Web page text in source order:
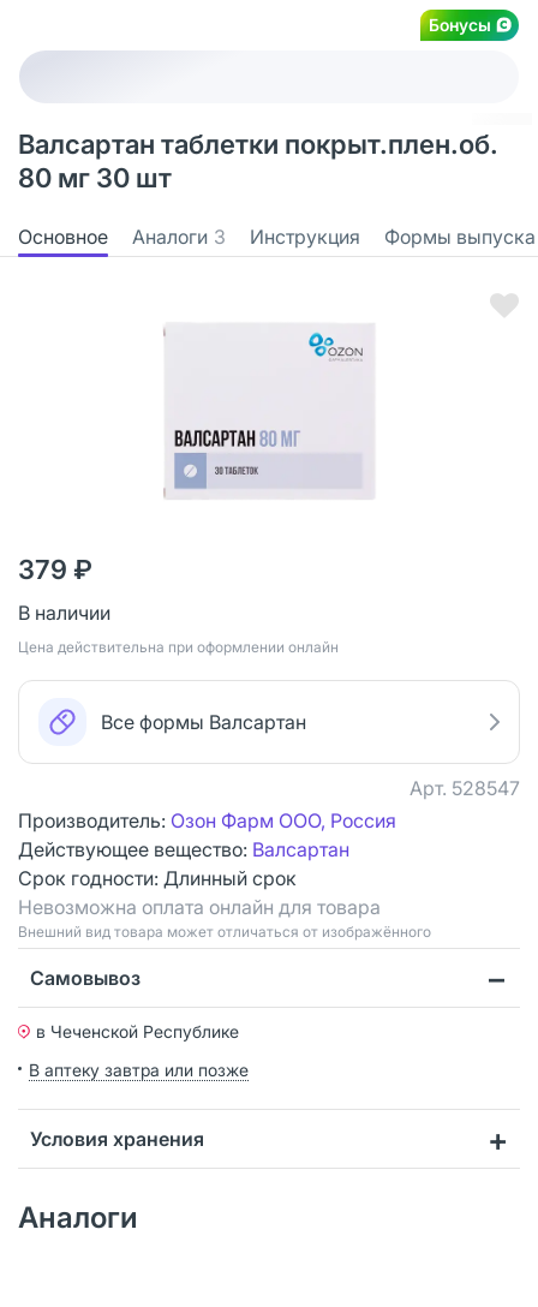
Бонусы
Валсартан таблетки покрыт.плен.об.
80 мг 30 шт
Основное Аналоги 3 Инструкция Формы выпуска
379 ₽
В наличии
Цена действительна при оформлении онлайн
Все формы Валсартан
Арт. 528547
Производитель: Озон Фарм ООО, Россия
Действующее вещество: Валсартан
Срок годности: Длинный срок
Невозможна оплата онлайн для товара
Bнешний вид товара может отличаться от изображённого
Самовывоз
в Чеченской Республике
В аптеку завтра или позже
Условия хранения
Аналоги